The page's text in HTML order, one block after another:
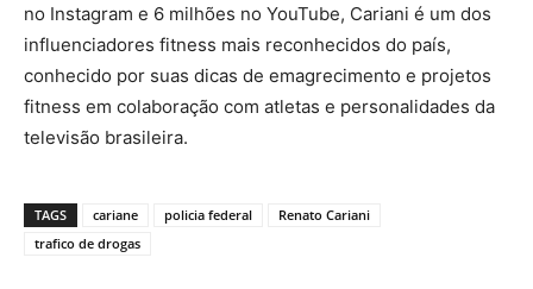
no Instagram e 6 milhões no YouTube, Cariani é um dos
influenciadores fitness mais reconhecidos do país,
conhecido por suas dicas de emagrecimento e projetos
fitness em colaboração com atletas e personalidades da
televisão brasileira.
TAGS cariane policia federal
Renato Cariani
trafico de drogas